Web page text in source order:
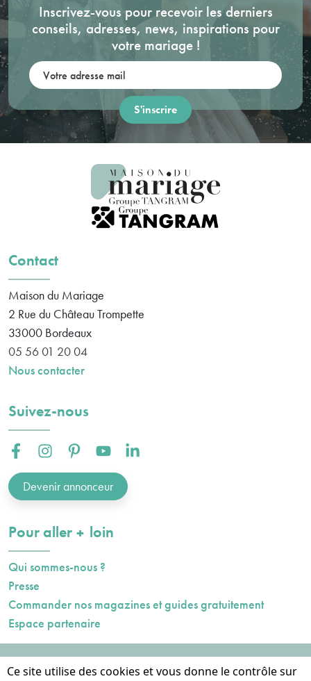
Inscrivez-vous pour recevoir les derniers
conseils, adresses, news, inspirations pour
votre mariage !
Contact
Maison du Mariage
2 Rue du Château Trompette
33000 Bordeaux
05 56 01 20 04
Nous contacter
Suivez-nous
Facebook :Instagram :Pinterest :Youtube :Linkedin :
Devenir annonceur
Pour aller plusloin
Qui sommes-nous ?
Presse
Commander nos magazines et guides gratuitement
Espace partenaire
Mentions légales
Ce site utilise des cookies et vous donne le contrôle sur